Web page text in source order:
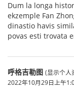
Dum la longa
ekzemple Fan
dinastio havis
povas esti trovata
呼格吉勒图 (显示个人
2022年10月29日上午